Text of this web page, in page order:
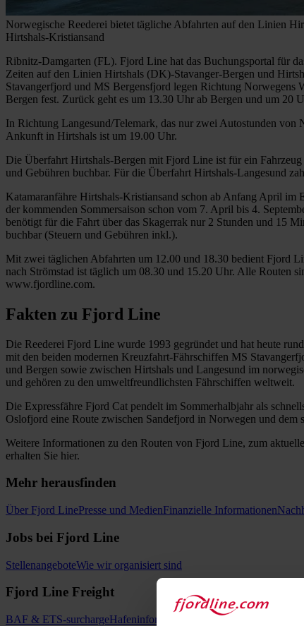
Norwegische Reederei bietet tägliche Abfahrten auf den Linien
Hirtshals-Kristiansand
Ribnitz-Damgarten (FL). Fjord Line hat das Buchungsportal für
Zeiten auf den Linien Hirtshals (DK)-Stavanger-Bergen und
Stavangerfjord und MS Bergensfjord legen Richtung Norwegens
Bergen fest. Zurück geht es um 13.30 Uhr ab Bergen und um 20
In Richtung Langesund/Telemark, das nur zwei Autostunden
Ankunft in Hirtshals ist um 19.00 Uhr.
Die Überfahrt Hirtshals-Bergen mit Fjord Line ist für ein
und Gebühren buchbar. Für die Überfahrt Hirtshals-Langesund
Katamaranfähre Hirtshals-Kristiansand schon ab Anfang April
der kommenden Sommersaison schon vom 7. April bis 4.
benötigt für die Fahrt über das Skagerrak nur 2 Stunden und 15
buchbar (Steuern und Gebühren inkl.).
Mit zwei täglichen Abfahrten um 12.00 und 18.30 bedient Fjord
nach Strömstad ist täglich um 08.30 und 15.20 Uhr. Alle Routen
www.fjordline.com.
Fakten zu Fjord Line
Die Reederei Fjord Line wurde 1993 gegründet und hat heute
mit den beiden modernen Kreuzfahrt-Fährschiffen MS
und Bergen sowie zwischen Hirtshals und Langesund im
und gehören zu den umweltfreundlichsten Fährschiffen weltweit.
Die Expressfähre Fjord Cat pendelt im Sommerhalbjahr als
Oslofjord eine Route zwischen Sandefjord in Norwegen und
Weitere Informationen zu den Routen von Fjord Line, zum
erhalten Sie hier.
Mehr herausfinden
Über Fjord LinePresse und MedienFinanzielle Informationen
Jobs bei Fjord Line
StellenangeboteWie wir organisiert sind
Fjord Line Freight
BAF & ETS-surchargeHafeninformationen Online buchen